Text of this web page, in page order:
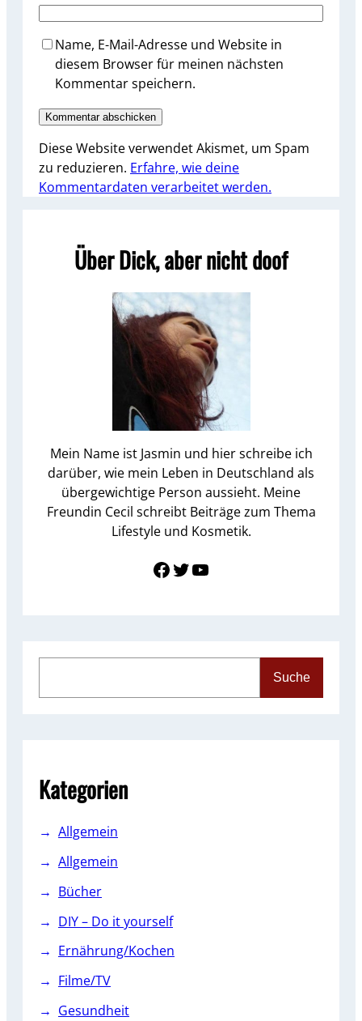
Name, E-Mail-Adresse und Website in
diesem Browser für meinen nächsten
Kommentar speichern.
Diese Website verwendet Akismet, um Spam
zu reduzieren. Erfahre, wie deine
Kommentardaten verarbeitet werden.
Über Dick, aber nicht doof
Mein Name ist Jasmin und hier schreibe ich
darüber, wie mein Leben in Deutschland als
übergewichtige Person aussieht. Meine
Freundin Cecil schreibt Beiträge zum Thema
Lifestyle und Kosmetik.
Link zu Facebook Twitter YouTube
Suche
Kategorien
Allgemein
Allgemein
Bücher
DIY – Do it yourself
Ernährung/Kochen
Filme/TV
Gesundheit